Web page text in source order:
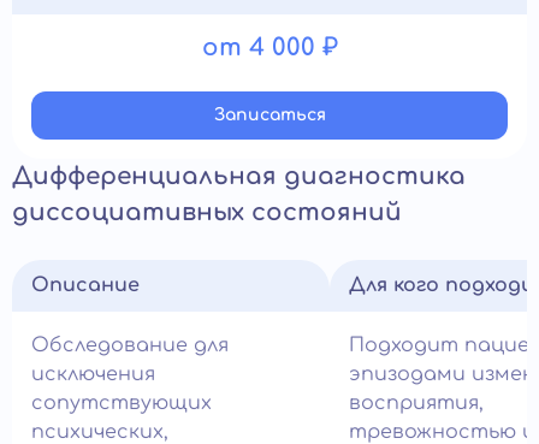
от 4 000 ₽
Записатьcя
Дифференциальная диагностика
диссоциативных состояний
Описание
Обследование для
исключения
сопутствующих
психических,
Для кого
Подходит
эпизодами
восприятия,
тревожностью и